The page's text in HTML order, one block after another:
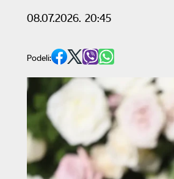
08.07.2026. 20:45
Podeli: